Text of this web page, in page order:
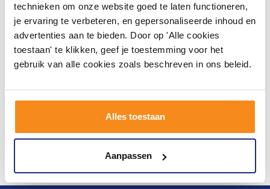
technieken om onze website goed te laten functioneren,
je ervaring te verbeteren, en gepersonaliseerde inhoud en
advertenties aan te bieden. Door op 'Alle cookies
toestaan' te klikken, geef je toestemming voor het
gebruik van alle cookies zoals beschreven in ons beleid.
Alles toestaan
Aanpassen